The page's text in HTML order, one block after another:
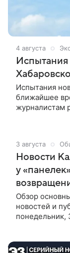
4 августа
Испытания
Испытания
ближайшее
журналистам
3 августа
Новости
у
Обзор
новостей и
понедельник,